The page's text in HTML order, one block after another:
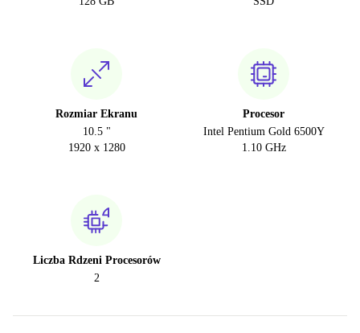
Rozmiar Ekranu
10.5 "
1920 x 1280
Procesor
Intel Pentium Gold 6500Y
1.10 GHz
Liczba Rdzeni Procesorów
2